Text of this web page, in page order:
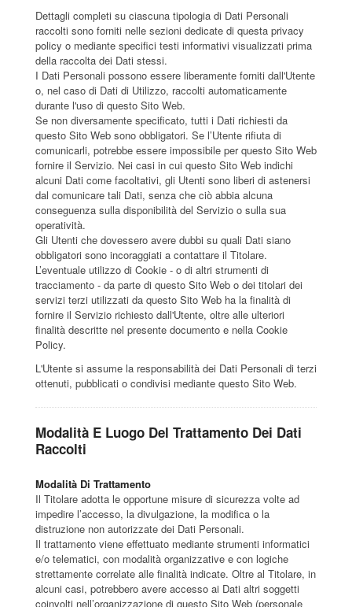
Dettagli completi su ciascuna tipologia di Dati Personali
raccolti sono forniti nelle sezioni dedicate di questa privacy
policy o mediante specifici testi informativi visualizzati prima
della raccolta dei Dati stessi.
I Dati Personali possono essere liberamente forniti dall'Utente
o, nel caso di Dati di Utilizzo, raccolti automaticamente
durante l'uso di questo Sito Web.
Se non diversamente specificato, tutti i Dati richiesti da
questo Sito Web sono obbligatori. Se l’Utente rifiuta di
comunicarli, potrebbe essere impossibile per questo Sito Web
fornire il Servizio. Nei casi in cui questo Sito Web indichi
alcuni Dati come facoltativi, gli Utenti sono liberi di astenersi
dal comunicare tali Dati, senza che ciò abbia alcuna
conseguenza sulla disponibilità del Servizio o sulla sua
operatività.
Gli Utenti che dovessero avere dubbi su quali Dati siano
obbligatori sono incoraggiati a contattare il Titolare.
L’eventuale utilizzo di Cookie - o di altri strumenti di
tracciamento - da parte di questo Sito Web o dei titolari dei
servizi terzi utilizzati da questo Sito Web ha la finalità di
fornire il Servizio richiesto dall'Utente, oltre alle ulteriori
finalità descritte nel presente documento e nella Cookie
Policy.
L'Utente si assume la responsabilità dei Dati Personali di terzi
ottenuti, pubblicati o condivisi mediante questo Sito Web.
Modalità E Luogo Del Trattamento Dei Dati
Raccolti
Modalità Di Trattamento
Il Titolare adotta le opportune misure di sicurezza volte ad
impedire l’accesso, la divulgazione, la modifica o la
distruzione non autorizzate dei Dati Personali.
Il trattamento viene effettuato mediante strumenti informatici
e/o telematici, con modalità organizzative e con logiche
strettamente correlate alle finalità indicate. Oltre al Titolare, in
alcuni casi, potrebbero avere accesso ai Dati altri soggetti
coinvolti nell’organizzazione di questo Sito Web (personale